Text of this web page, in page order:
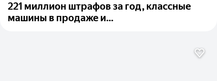
221 миллион штрафов за год, классные
машины в продаже и...